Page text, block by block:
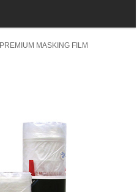
PREMIUM MASKING FILM